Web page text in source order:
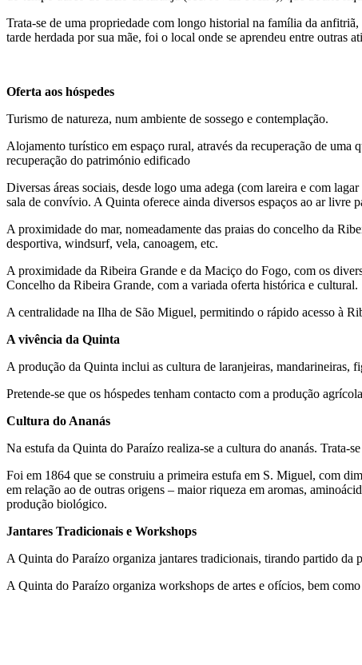
Trata-se de uma propriedade com longo historial na família da
tarde herdada por sua mãe, foi o local onde se aprendeu entre outras
Oferta aos hóspedes
Turismo de natureza, num ambiente de sossego e contemplação.
Alojamento turístico em espaço rural, através da recuperação de
recuperação do património edificado
Diversas áreas sociais, desde logo uma adega (com lareira e com
sala de convívio. A Quinta oferece ainda diversos espaços ao ar livre
A proximidade do mar, nomeadamente das praias do concelho da
desportiva, windsurf, vela, canoagem, etc.
A proximidade da Ribeira Grande e da Maciço do Fogo, com os
Concelho da Ribeira Grande, com a variada oferta histórica e cultural.
A centralidade na Ilha de São Miguel, permitindo o rápido acesso à
A vivência da Quinta
A produção da Quinta inclui as cultura de laranjeiras, mandarineiras,
Pretende-se que os hóspedes tenham contacto com a produção
Cultura do Ananás
Na estufa da Quinta do Paraízo realiza-se a cultura do ananás. Trata-
Foi em 1864 que se construiu a primeira estufa em S. Miguel, com
em relação ao de outras origens – maior riqueza em aromas,
produção biológico.
Jantares Tradicionais e Workshops
A Quinta do Paraízo organiza jantares tradicionais, tirando partido da
A Quinta do Paraízo organiza workshops de artes e ofícios, bem